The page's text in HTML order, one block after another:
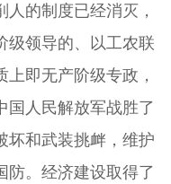
的制度已经消灭，
级领导的、以工农联
即无产阶级专政，
国人民解放军战胜了
坏和武装挑衅，维护
防。经济建设取得了